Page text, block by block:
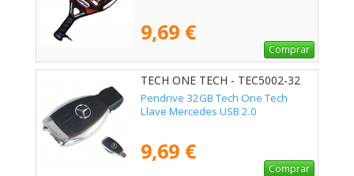
9,69 €
Comprar
TECH ONE TECH - TEC5002-32
Pendrive 32GB Tech One Tech
Llave Mercedes USB 2.0
9,69 €
Comprar